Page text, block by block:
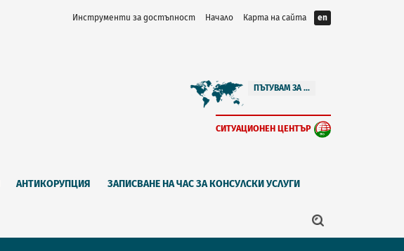
Инструменти за достъпност Начало Карта на сайта en
ПЪТУВАМ ЗА ...
СИТУАЦИОНЕН ЦЕНТЪР
АНТИКОРУПЦИЯ ЗАПИСВАНЕ НА ЧАС ЗА КОНСУЛСКИ УСЛУГИ